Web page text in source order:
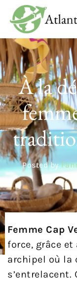
À la
Posted by
Femme Cap
force, grâce
archipel où la
s’entrelacent.